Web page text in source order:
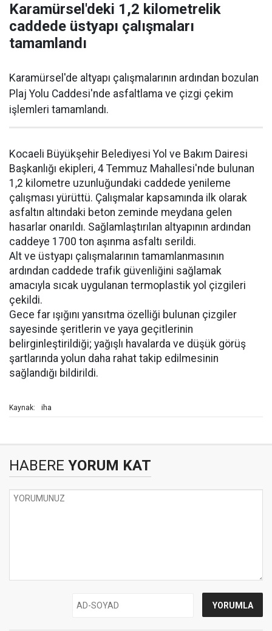
Karamürsel'deki 1,2 kilometrelik
caddede üstyapı çalışmaları
tamamlandı
Karamürsel'de altyapı çalışmalarının ardından bozulan
Plaj Yolu Caddesi'nde asfaltlama ve çizgi çekim
işlemleri tamamlandı.
Kocaeli Büyükşehir Belediyesi Yol ve Bakım Dairesi
Başkanlığı ekipleri, 4 Temmuz Mahallesi'nde bulunan
1,2 kilometre uzunluğundaki caddede yenileme
çalışması yürüttü. Çalışmalar kapsamında ilk olarak
asfaltın altındaki beton zeminde meydana gelen
hasarlar onarıldı. Sağlamlaştırılan altyapının ardından
caddeye 1700 ton aşınma asfaltı serildi.
Alt ve üstyapı çalışmalarının tamamlanmasının
ardından caddede trafik güvenliğini sağlamak
amacıyla sıcak uygulanan termoplastik yol çizgileri
çekildi.
Gece far ışığını yansıtma özelliği bulunan çizgiler
sayesinde şeritlerin ve yaya geçitlerinin
belirginleştirildiği; yağışlı havalarda ve düşük görüş
şartlarında yolun daha rahat takip edilmesinin
sağlandığı bildirildi.
Kaynak: iha
HABERE YORUM KAT